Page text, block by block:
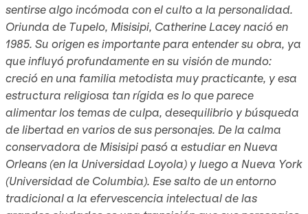
sentirse algo incómoda con el culto a la personalidad.
Oriunda de Tupelo, Misisipi, Catherine Lacey nació en
1985. Su origen es importante para entender su obra, ya
que influyó profundamente en su visión de mundo:
creció en una familia metodista muy practicante, y esa
estructura religiosa tan rígida es lo que parece
alimentar los temas de culpa, desequilibrio y búsqueda
de libertad en varios de sus personajes. De la calma
conservadora de Misisipi pasó a estudiar en Nueva
Orleans (en la Universidad Loyola) y luego a Nueva York
(Universidad de Columbia). Ese salto de un entorno
tradicional a la efervescencia intelectual de las